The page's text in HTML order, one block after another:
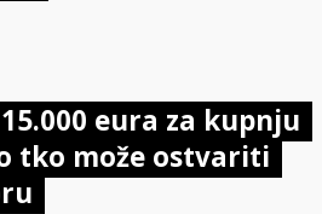
eura za kupnju
tko može ostvariti